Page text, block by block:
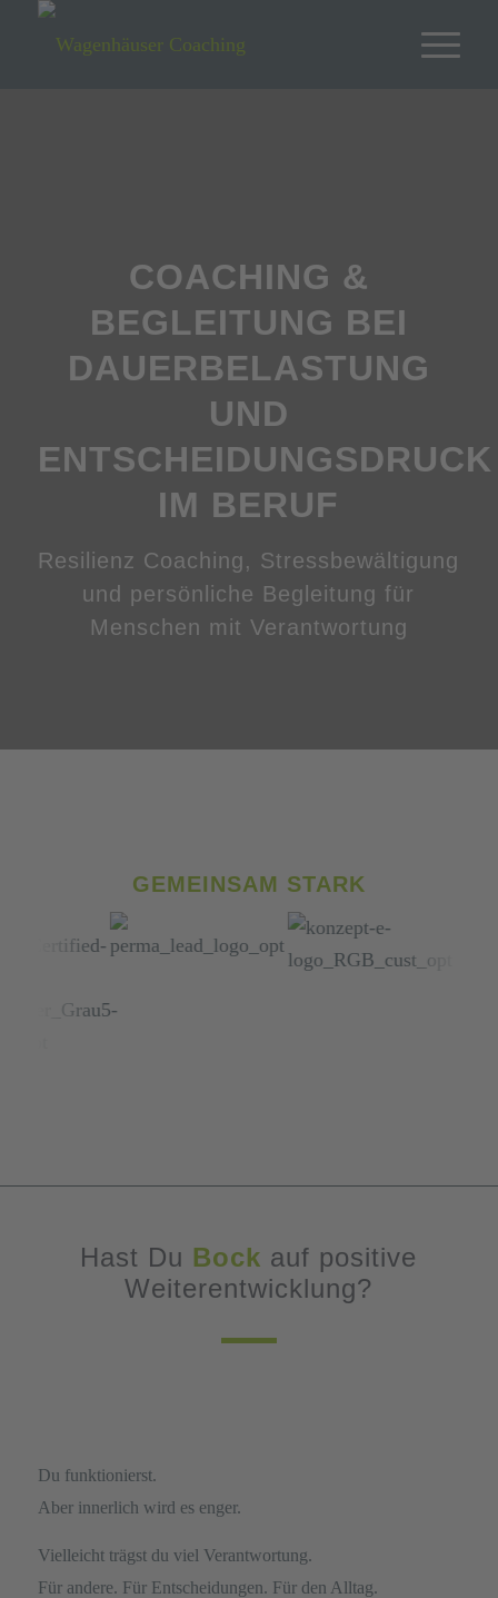
COACHING &
BEGLEITUNG BEI
DAUERBELASTUNG
UND
ENTSCHEIDUNGSDRUCK
IM BERUF
Resilienz Coaching, Stressbewältigung
und persönliche Begleitung für
Menschen mit Verantwortung
GEMEINSAM STARK
Hast Du Bock auf positive
Weiterentwicklung?
Du funktionierst.
Aber innerlich wird es enger.
Vielleicht trägst du viel Verantwortung.
Für andere. Für Entscheidungen. Für den Alltag.